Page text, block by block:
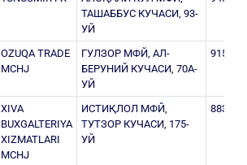
ТАШАББУС КУЧАСИ, 93-
УЙ
OZUQA TRADE
MCHJ
ГУЛЗОР МФЙ, АЛ-
БЕРУНИЙ КУЧАСИ, 70A-
УЙ
XIVA
BUXGALTERIYA
XIZMATLARI
MCHJ
ИСТИҚЛОЛ МФЙ,
ТУТЗОР КУЧАСИ, 175-
УЙ